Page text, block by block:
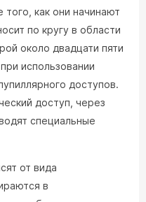
как они начинают
по кругу в области
около двадцати пяти
использовании
доступов.
доступ, через
специальные
от вида
в